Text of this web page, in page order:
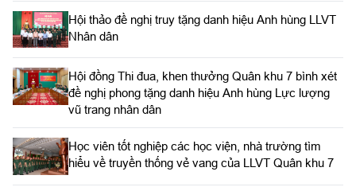
Hội thảo đề nghị truy tặng danh hiệu Anh hùng LLVT
Nhân dân
Hội đồng Thi đua, khen thưởng Quân khu 7 bình xét
đề nghị phong tặng danh hiệu Anh hùng Lực lượng
vũ trang nhân dân
Học viên tốt nghiệp các học viện, nhà trường tìm
hiểu về truyền thống vẻ vang của LLVT Quân khu 7